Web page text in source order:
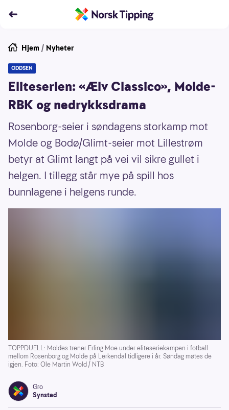
Hjem / Nyheter
ODDSEN
Eliteserien: «Ælv Classico», Molde-
RBK og nedrykksdrama
Rosenborg-seier i søndagens storkamp mot
Molde og Bodø/Glimt-seier mot Lillestrøm
betyr at Glimt langt på vei vil sikre gullet i
helgen. I tillegg står mye på spill hos
bunnlagene i helgens runde.
TOPPDUELL: Moldes trener Erling Moe under eliteseriekampen i fotball
mellom Rosenborg og Molde på Lerkendal tidligere i år. Søndag møtes de
igjen. Foto: Ole Martin Wold / NTB
Gro
Synstad